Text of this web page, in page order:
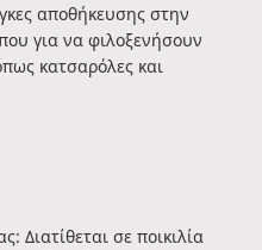
αποθήκευσης στην
για να φιλοξενήσουν
κατσαρόλες και
Διατίθεται σε ποικιλία